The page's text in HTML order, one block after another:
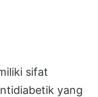
sifat
yang